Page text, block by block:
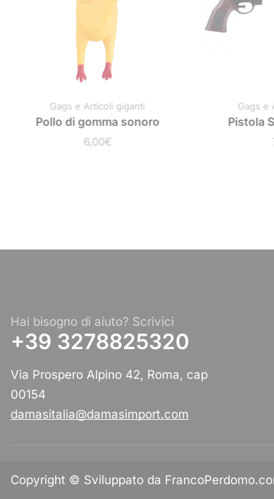
Gags e Articoli giganti
Pollo di gomma sonoro
6,00€
Gags e
Pistola
Hai bisogno di aiuto? Scrivici
+39 3278825320
Via Prospero Alpino 42, Roma, cap
00154
damasitalia@damasimport.com
Copyright © Sviluppato da